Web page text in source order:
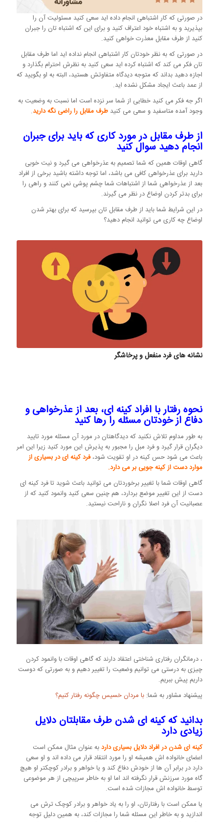
در صورتی که کار اشتباهی انجام داده اید سعی کنید مسئولیت آن را
بپذیرید و به اشتباه خود اعتراف کنید و برای این که اشتباه تان را جبران
کنید از طرف مقابل معذرت خواهی کنید.
در صورتی که به نظر خودتان کار اشتباهی انجام نداده اید اما طرف مقابل
تان فکر می کند که اشتباه کرده اید سعی کنید به نظرش احترام بگذارد و
اجازه دهید بداند که متوجه دیدگاه متفاوتش هستید، البته به او بگویید که
از عمد باعث ایجاد مشکل نشده اید.
اگر جه فکر می کنید خطایی از شما سر نزده است اما نسبت به وضعیت به
وجود آمده متاسفید و سعی می کنید طرف مقابل را راضی نگه دارید.
از طرف مقابل در مورد کاری که باید برای جبران
انجام دهید سوال کنید
گاهی اوقات همین که شما تصمیم به عذرخواهی می گیرد و نیت خوبی
دارید برای عذرخواهی کافی می باشد، اما توجه داشته باشید برخی از افراد
بعد از عذرخواهی شما از اشتباهات شما چشم پوشی نمی کنند و راهی را
برای بدتر کردن اوضاع در نظر می گیرند.
در این شرایط شما باید از طرف مقابل تان بپرسید که برای بهتر شدن
اوضاع چه کاری می توانید انجام دهید؟
نشانه های فرد منفعل و پرخاشگر
نحوه رفتار با افراد کینه ای، بعد از عذرخواهی و
دفاع از خودتان مسئله را رها کنید
به طور مداوم تلاش نکنید که دیدگاهتان در مورد آن مسئله مورد تایید
دیگران قرار گیرد و فرد مبل را مجبور به پذیرش این مورد کنید زیرا این امر
باعث می شود حس کینه در او تقویت شود،فرد کینه ای در بسیاری از
موارد دست از کینه جویی بر می دارد.
گاهی اوقات شما با تغییر برخوردتان می توانید باعث شوید تا فرد کینه ای
دست از این تغییر موضع بردارد، هم چنین سعی کنید وانمود کنید که از
عصبانیت آن فرد اصلا نگران و ناراحت نیستید.
، درمانگران رفتاری شناختی اعتقاد دارند که گاهی اوقات با وانمود کردن
چیزی به درستی می توانیم وضعیت را تغییر دهیم و به صورتی که دوست
داریم پیش ببریم.
پیشنهاد مشاور به شما: با مردان خسیس چگونه رفتار کنیم؟
بدانید که کینه ای شدن طرف مقابلتان دلایل
زیادی دارد
کینه ای شدن در افراد دلایل بسیاری داردبه عنوان مثال ممکن است
اعضای خانواده اش همیشه او را مورد انتقاد قرار می داده اند و او سعی
دارد در برابر آن ها از خودش دفاع کند و یا خواهر و برادر کوچکتر او هیچ
گاه مورد سرزنش قرار نگرفته اند اما او به خاطر سرپیچی از هر موضوعی
توسط خانواده اش مجازات شده است.
یا ممکن است با رفتارتان، او را به یاد خواهر و برادر کوچک ترش می
اندازید و به خاطر این مسئله شما را مجازات کند، به همین دلیل توجه